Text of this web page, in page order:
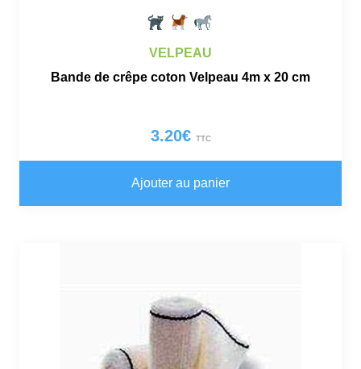
VELPEAU
Bande de crêpe coton Velpeau 4m x 20 cm
3.20€ TTC
Ajouter au panier